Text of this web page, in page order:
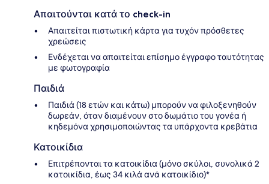
Απαιτούνται κατά το check-in
Απαιτείται πιστωτική κάρτα για τυχόν πρόσθετες
χρεώσεις
Ενδέχεται να απαιτείται επίσημο έγγραφο ταυτότητας
με φωτογραφία
Παιδιά
Παιδιά (18 ετών και κάτω) μπορούν να φιλοξενηθούν
δωρεάν, όταν διαμένουν στο δωμάτιο του γονέα ή
κηδεμόνα χρησιμοποιώντας τα υπάρχοντα κρεβάτια
Κατοικίδια
Επιτρέπονται τα κατοικίδια (μόνο σκύλοι, συνολικά 2
κατοικίδια, έως 34 κιλά ανά κατοικίδιο)*